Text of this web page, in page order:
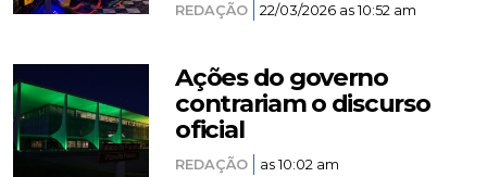
REDAÇÃO 22/03/2026 as 10:52 am
Ações do governo
contrariam o discurso
oficial
REDAÇÃO as 10:02 am